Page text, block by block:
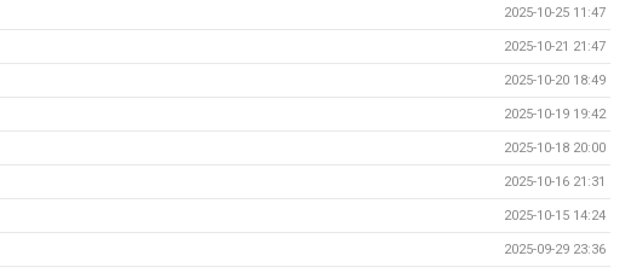
2025-10-25 11:47
2025-10-21 21:47
2025-10-20 18:49
2025-10-19 19:42
2025-10-18 20:00
2025-10-16 21:31
2025-10-15 14:24
2025-09-29 23:36